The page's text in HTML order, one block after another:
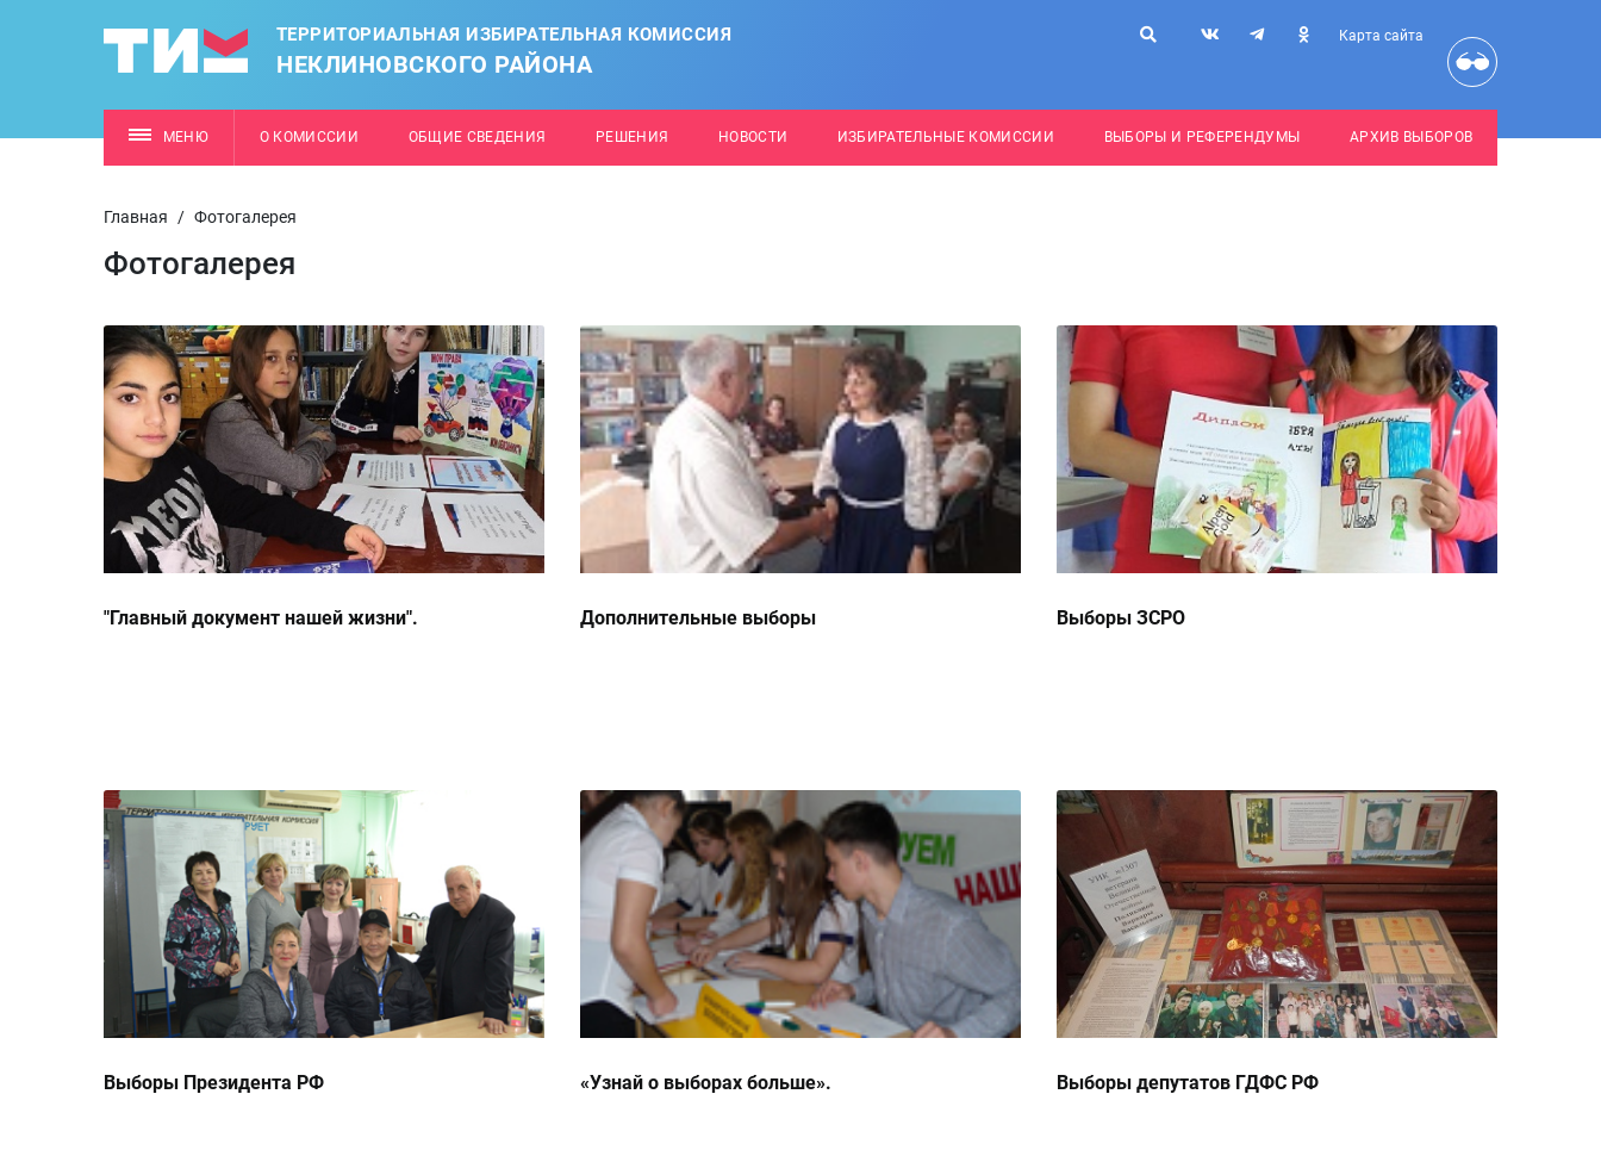
ТЕРРИТОРИАЛЬНАЯ ИЗБИРАТЕЛЬНАЯ КОМИССИЯ
НЕКЛИНОВСКОГО РАЙОНА
Карта сайта
МЕНЮ О КОМИССИИ ОБЩИЕ СВЕДЕНИЯ РЕШЕНИЯ НОВОСТИ ИЗБИРАТЕЛЬНЫЕ КОМИССИИ ВЫБОРЫ И РЕФЕРЕНДУМЫ АРХИВ ВЫБОРОВ
Главная / Фотогалерея
Фотогалерея
"Главный документ нашей жизни". Дополнительные выборы Выборы ЗСРО
Выборы Президента РФ «Узнай о выборах больше». Выборы депутатов ГДФС РФ